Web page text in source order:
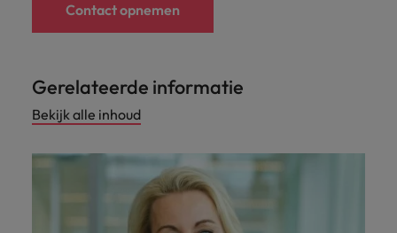
Contact opnemen
Gerelateerde informatie
Bekijk alle inhoud